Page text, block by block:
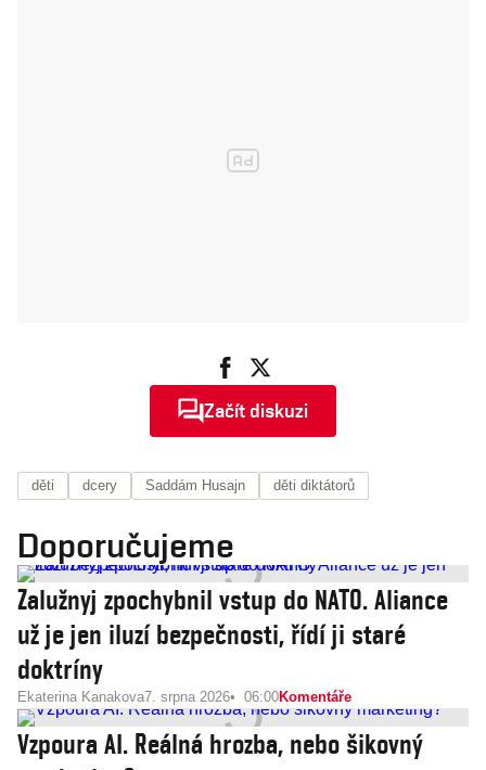
Začít diskuzi
děti dcery Saddám Husajn děti diktátorů
Doporučujeme
Zalužnyj zpochybnil vstup do NATO. Aliance
už je jen iluzí bezpečnosti, řídí ji staré
doktríny
Ekaterina Kanakova7. srpna 2026 06:00Komentáře
Vzpoura AI. Reálná hrozba, nebo šikovný